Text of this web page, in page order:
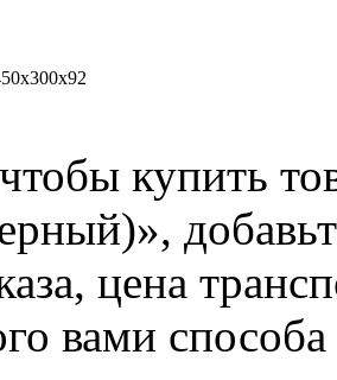
купить
цена
вами способа